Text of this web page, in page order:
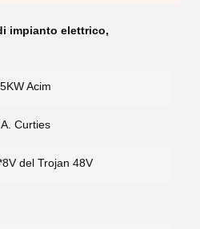
impianto elettrico,
Acim
Curties
del Trojan 48V